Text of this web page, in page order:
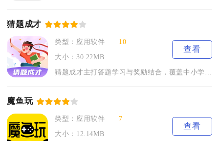
猜题成才
类型：应用软件
10
大小：30.22MB
查看
猜题成才主打答题学习与奖励结合，覆盖中小学、公考、职业资格等...
魔鱼玩
类型：应用软件
7
大小：12.14MB
查看